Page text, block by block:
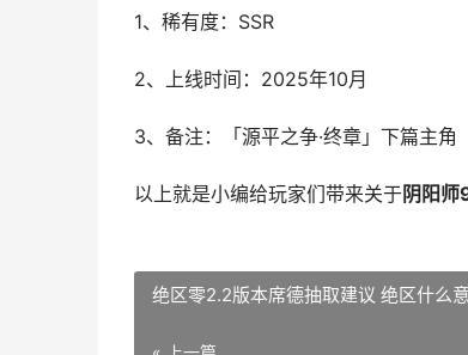
1、稀有度：SSR
2、上线时间：2025年10月
3、备注：「源平之争·终章」下篇主角
以上就是小编给玩家们带来关于阴阳
绝区零2.2版本席德抽取建议 绝区什么